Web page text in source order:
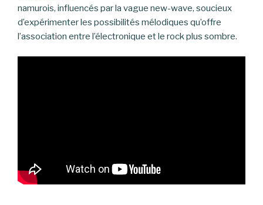
namurois, influencés par la vague new-wave, soucieux
d’expérimenter les possibilités mélodiques qu’offre
l’association entre l’électronique et le rock plus sombre.